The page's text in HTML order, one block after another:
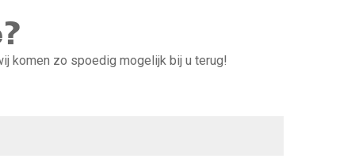
komen zo spoedig mogelijk bij u terug!